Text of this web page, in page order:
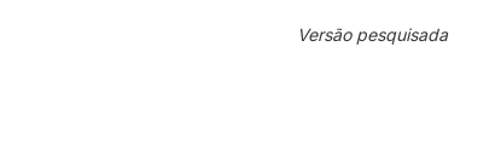
Versão pesquisada